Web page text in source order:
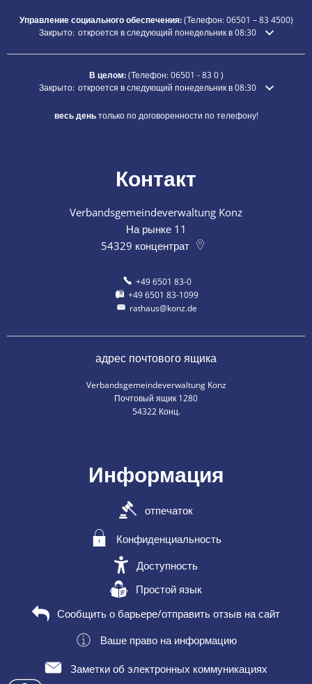
Управление социального обеспечения:(Телефон:06501 – 834500)
Нажмите, чтобы скрыть дополнительное время открытия или
Закрыто: откроется в следующий понедельник в 08:30
В целом:(Телефон:06501 - 83 0)
Нажмите, чтобы скрыть дополнительное время открытия или
Закрыто: откроется в следующий понедельник в 08:30
весь деньтолько по договоренности по телефону!
Контакт
Verbandsgemeindeverwaltung Konz
На рынке 11
54329 концентрат
+49 6501 83-0
+49 6501 83-1099
rathaus@konz.de
адрес почтового ящика
Verbandsgemeindeverwaltung Konz
Почтовый ящик 1280
54322 Конц.
Информация
отпечаток
Конфиденциальность
Доступность
Простой язык
Сообщить о барьере/отправить отзыв на сайт
Ваше право на информацию
Заметки об электронных коммуникациях